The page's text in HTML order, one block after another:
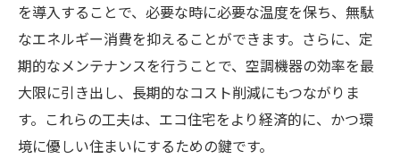
を導入することで、必要な時に必要な温度を保ち、無駄
なエネルギー消費を抑えることができます。さらに、定
期的なメンテナンスを行うことで、空調機器の効率を最
大限に引き出し、長期的なコスト削減にもつながりま
す。これらの工夫は、エコ住宅をより経済的に、かつ環
境に優しい住まいにするための鍵です。